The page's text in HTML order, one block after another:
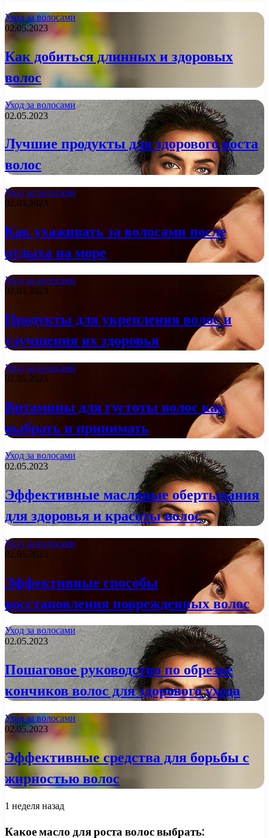
Уход за волосами
02.05.2023
Как добиться длинных и здоровых
волос
Уход за волосами
02.05.2023
Лучшие продукты для здорового роста
волос
Уход за волосами
02.05.2023
Как ухаживать за волосами после
отдыха на море
Уход за волосами
02.05.2023
Продукты для укрепления волос и
улучшения их здоровья
Уход за волосами
02.05.2023
Витамины для густоты волос как
выбрать и принимать
Уход за волосами
02.05.2023
Эффективные масляные обертывания
для здоровья и красоты волос
Уход за волосами
02.05.2023
Эффективные способы
восстановления поврежденных волос
Уход за волосами
02.05.2023
Пошаговое руководство по обрезке
кончиков волос для здорового ухода
Уход за волосами
02.05.2023
Эффективные средства для борьбы с
жирностью волос
1 неделя назад
Какое масло для роста волос выбрать: